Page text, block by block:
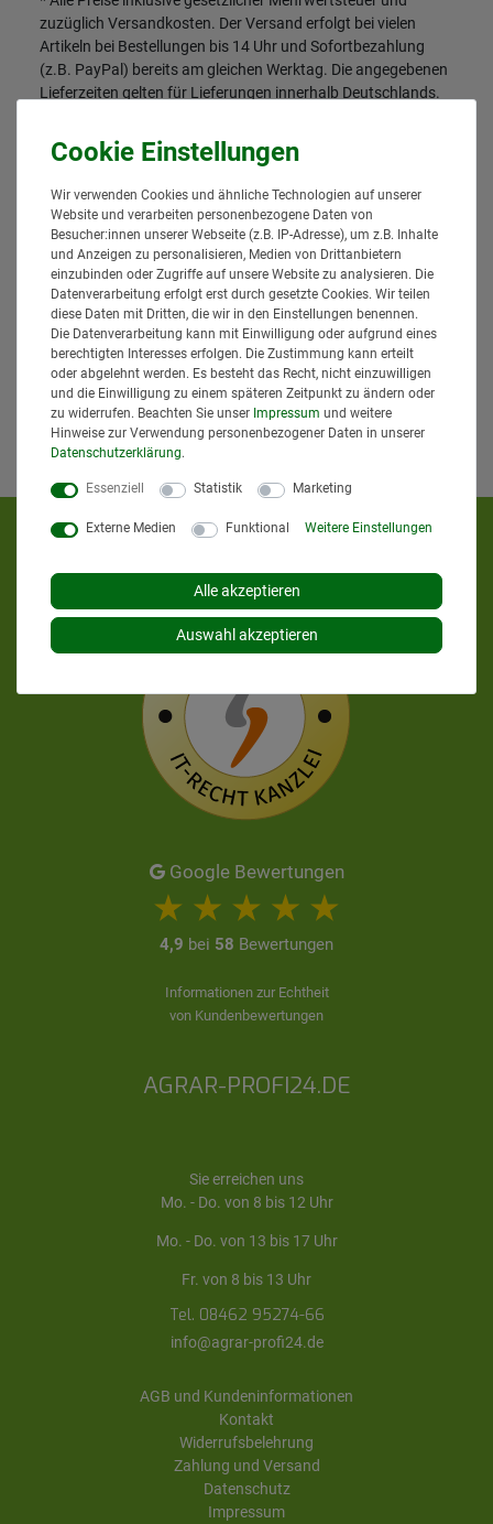
zuzüglich Versandkosten. Der Versand erfolgt bei vielen
Artikeln bei Bestellungen bis 14 Uhr und Sofortbezahlung
(z.B. PayPal) bereits am gleichen Werktag. Die angegebenen
Lieferzeiten gelten für Lieferungen innerhalb Deutschlands.
Versand innerhalb Deutschlands, soweit kein anders
Lieferland ausgewählt wurde. Versandkosten und
Lieferzeiten für andere Länder entnehmen Sie bitte
denVersandinformationen.
KUNDENMEINUNGEN
Google Bewertungen
4,9 bei 58 Bewertungen
Informationen zur Echtheit
von Kundenbewertungen
AGRAR-PROFI24.DE
Sie erreichen uns
Mo. - Do. von 8 bis 12 Uhr
Mo. - Do. von 13 bis 17 Uhr
Fr. von 8 bis 13 Uhr
Tel. 08462 95274-66
info@agrar-profi24.de
AGB und Kundeninformationen
Kontakt
Widerrufsbelehrung
Zahlung und Versand
Datenschutz
Impressum
Wir verwenden Cookies und ähnliche Technologien auf unserer
Website und verarbeiten personenbezogene Daten von
Besucher:innen unserer Webseite (z.B. IP-Adresse), um z.B. Inhalte
und Anzeigen zu personalisieren, Medien von Drittanbietern
einzubinden oder Zugriffe auf unsere Website zu analysieren. Die
Datenverarbeitung erfolgt erst durch gesetzte Cookies. Wir teilen
diese Daten mit Dritten, die wir in den Einstellungen benennen.
Die Datenverarbeitung kann mit Einwilligung oder aufgrund eines
berechtigten Interesses erfolgen. Die Zustimmung kann erteilt
oder abgelehnt werden. Es besteht das Recht, nicht einzuwilligen
und die Einwilligung zu einem späteren Zeitpunkt zu ändern oder
zu widerrufen. Beachten Sie unser Impressum und weitere
Hinweise zur Verwendung personenbezogener Daten in unserer
Daten­schutz­erklärung.
Essenziell Statistik Marketing
Externe Medien Funktional Weitere Einstellungen
Alle akzeptieren
Auswahl akzeptieren